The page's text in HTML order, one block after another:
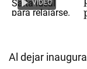
VIDEO
Al dejar